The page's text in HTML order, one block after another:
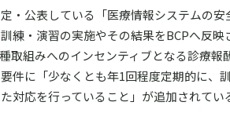
・公表している「医療情報システムの
練・演習の実施やその結果をBCPへ反
取組みへのインセンティブとなる診療
件に「少なくとも年1回程度定期的に
対応を行っていること」が追加されてい